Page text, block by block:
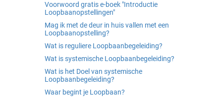
Voorwoord gratis e-boek "Introductie
Loopbaanopstellingen"
Mag ik met de deur in huis vallen met een
Loopbaanopstelling?
Wat is reguliere Loopbaanbegeleiding?
Wat is systemische Loopbaanbegeleiding?
Wat is het Doel van systemische
Loopbaanbegeleiding?
Waar begint je Loopbaan?